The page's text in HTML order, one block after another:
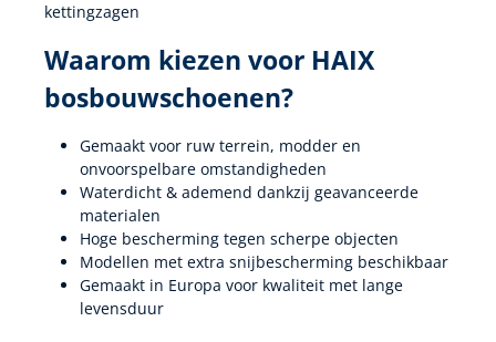
kettingzagen
Waarom kiezen voor HAIX
bosbouwschoenen?
Gemaakt voor ruw terrein, modder en
onvoorspelbare omstandigheden
Waterdicht & ademend dankzij geavanceerde
materialen
Hoge bescherming tegen scherpe objecten
Modellen met extra snijbescherming beschikbaar
Gemaakt in Europa voor kwaliteit met lange
levensduur